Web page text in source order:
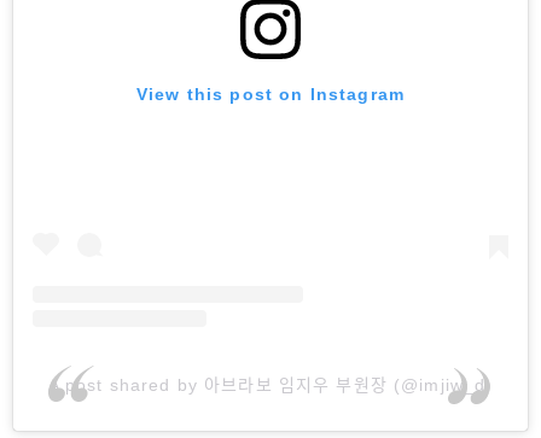
View this post on Instagram
A post shared by 아브라보 임지우 부원장 (@imjiw_d)